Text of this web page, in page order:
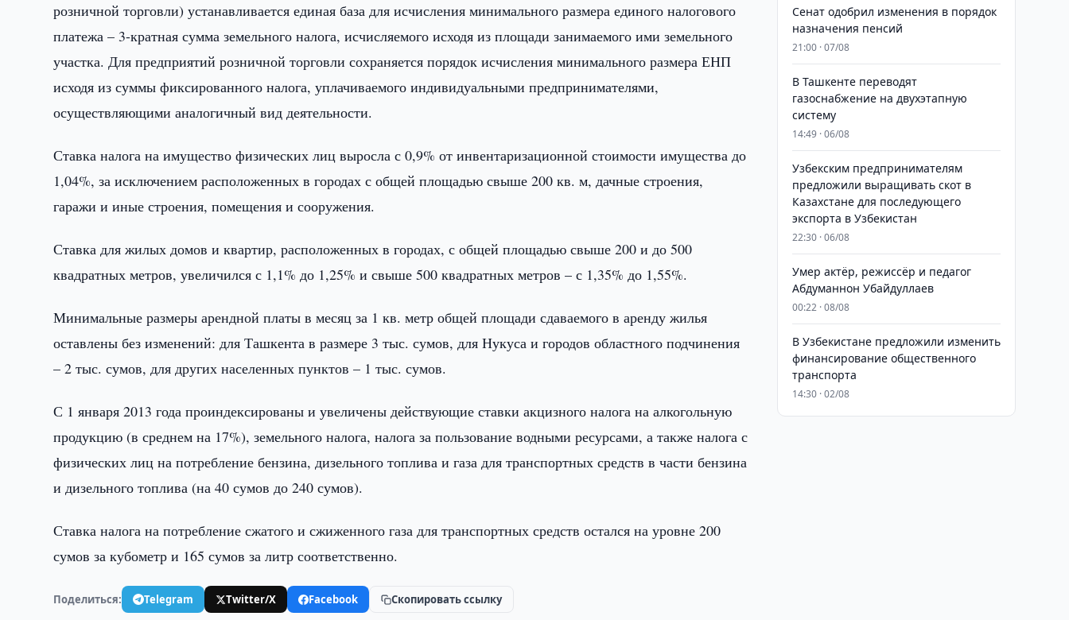
розничной торговли) устанавливается единая база для исчисления минимального размера единого налогового
платежа – 3-кратная сумма земельного налога, исчисляемого исходя из площади занимаемого ими земельного
участка. Для предприятий розничной торговли сохраняется порядок исчисления минимального размера ЕНП
исходя из суммы фиксированного налога, уплачиваемого индивидуальными предпринимателями,
осуществляющими аналогичный вид деятельности.
Ставка налога на имущество физических лиц выросла с 0,9% от инвентаризационной стоимости имущества до
1,04%, за исключением расположенных в городах с общей площадью свыше 200 кв. м, дачные строения,
гаражи и иные строения, помещения и сооружения‎.
Ставка для жилых домов и квартир, расположенных в городах, с общей площадью свыше 200 и до 500
квадратных метров, увеличился с 1,1% до 1,25% и свыше 500 квадратных метров – с 1,35% до 1,55%.
Минимальные размеры арендной платы в месяц за 1 кв. метр общей площади сдаваемого в аренду жилья
оставлены без изменений: для Ташкента в размере 3 тыс. сумов, для Нукуса и городов областного подчинения
– 2 тыс. сумов, для других населенных пунктов – 1 тыс. сумов.
С 1 января 2013 года проиндексированы и увеличены действующие ставки акцизного налога на алкогольную
продукцию (в среднем на 17%), земельного налога, налога за пользование водными ресурсами, а также налога с
физических лиц на потребление бензина, дизельного топлива и газа для транспортных средств в части бензина
и дизельного топлива (на 40 сумов до 240 сумов).
Ставка налога на потребление сжатого и сжиженного газа для транспортных средств остался на уровне 200
сумов за кубометр и 165 сумов за литр соответственно.
Поделиться: Telegram Twitter/X Facebook Скопировать ссылку
Сенат одобрил изменения в порядок
назначения пенсий
21:00 · 07/08
В Ташкенте переводят
газоснабжение на двухэтапную
систему
14:49 · 06/08
Узбекским предпринимателям
предложили выращивать скот в
Казахстане для последующего
экспорта в Узбекистан
22:30 · 06/08
Умер актёр, режиссёр и педагог
Абдуманнон Убайдуллаев
00:22 · 08/08
В Узбекистане предложили изменить
финансирование общественного
транспорта
14:30 · 02/08